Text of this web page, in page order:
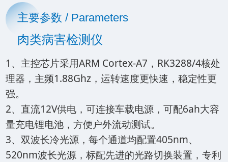
主要参数 / Parameters
肉类病害检测仪
1、主控芯片采用ARM Cortex-A7，RK3288/4核处
理器，主频1.88Ghz，运转速度更快速，稳定性更
强。
2、直流12V供电，可连接车载电源，可配6ah大容
量充电锂电池，方便户外流动测试。
3、双波长冷光源，每个通道均配置405nm、
520nm波长光源，标配先进的光路切换装置，专利